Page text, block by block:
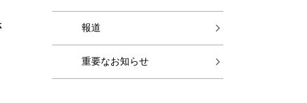
報道
重要なお知らせ